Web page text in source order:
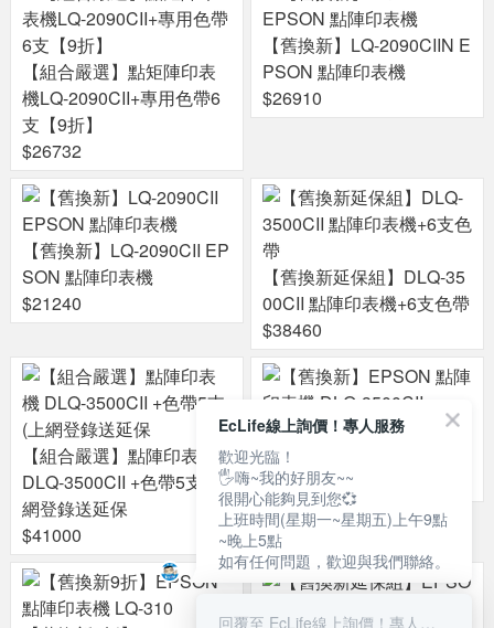
【組合嚴選】點矩陣印表
機LQ-2090CII+專用色帶6
支【9折】
$26732
【舊換新】LQ-2090CIIN E
PSON 點陣印表機
$26910
【舊換新】LQ-2090CII EP
SON 點陣印表機
$21240
【舊換新延保組】DLQ-35
00CII 點陣印表機+6支色帶
$38460
【組合嚴選】點陣印表機
DLQ-3500CII +色帶5支(上
網登錄送延保
$41000
【舊換新】EPSON 點陣印
表機 DLQ-3500CII
$32220
EcLife線上詢價！專人服務
歡迎光臨！
🖐嗨~我的好朋友~~
很開心能夠見到您💞
上班時間(星期一~星期五)上午9點
~晚上5點
如有任何問題，歡迎與我們聯絡。
回覆至 EcLife線上詢價！專人服務